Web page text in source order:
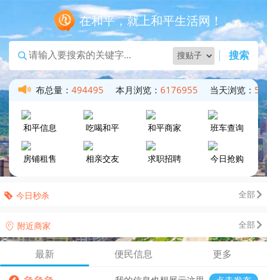
在和平，就上和平生活网！
搜索
发布总量： 494495 本月浏览： 6176955 当天浏览：
和平信息 吃喝和平 和平商家 班车查询
房铺租售 相亲交友 求职招聘 今日抢购
今日秒杀 全部
附近商家 全部
最新 便民信息 更多